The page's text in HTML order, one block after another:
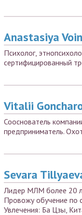
Anastasiya
Психолог,
сертифицированный
Vitalii
Сооснователь
предприниматель.
Sevara
Лидер МЛМ более 20
Провожу обучение по
Увлечения: Ба Цзы,